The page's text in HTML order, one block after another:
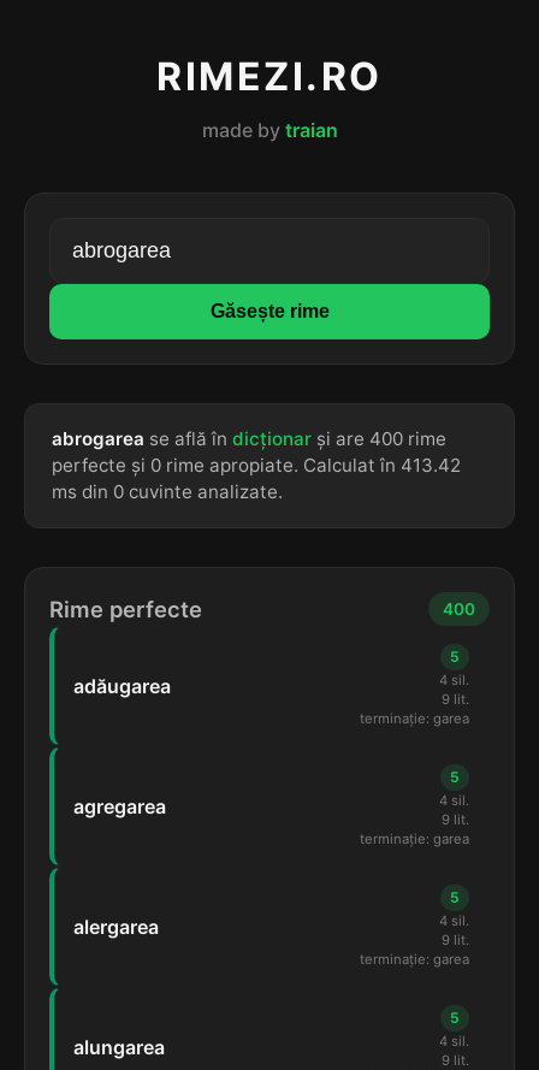
RIMEZI.RO
made by traian
Găsește rime
abrogarea se află în dicționar și are 400 rime
perfecte și 0 rime apropiate. Calculat în 413.42
ms din 0 cuvinte analizate.
Rime perfecte 400
adăugarea
5
4 sil.
9 lit.
terminație: garea
agregarea
5
4 sil.
9 lit.
terminație: garea
alergarea
5
4 sil.
9 lit.
terminație: garea
alungarea
5
4 sil.
9 lit.